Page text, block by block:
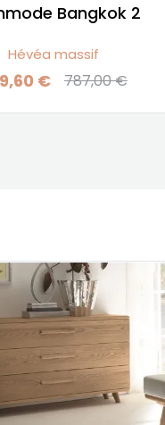
Bangkok 2
Hévéa massif
Prix
€ Prix de base
787,00 €